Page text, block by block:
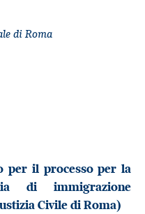
di Roma
per il processo per la
di immigrazione
Civile di Roma)